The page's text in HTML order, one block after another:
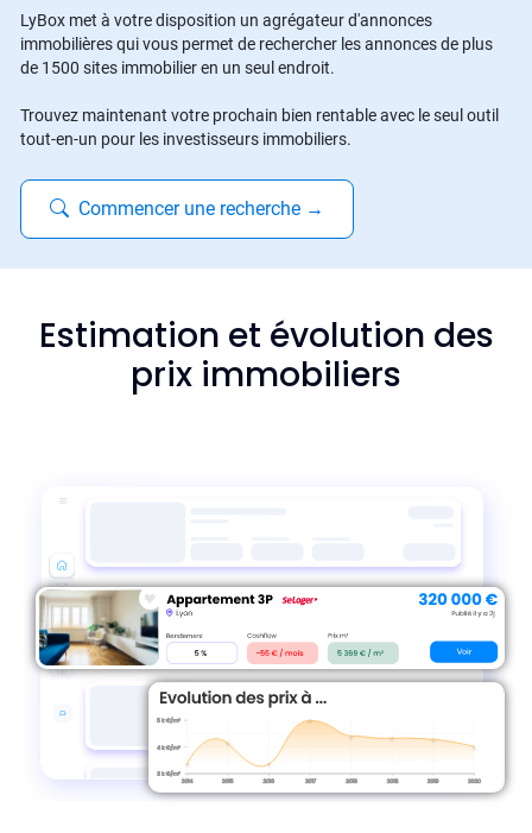
LyBox met à votre disposition un agrégateur d'annonces
immobilières qui vous permet de rechercher les annonces de plus
de 1500 sites immobilier en un seul endroit.
Trouvez maintenant votre prochain bien rentable avec le seul outil
tout-en-un pour les investisseurs immobiliers.
Commencer une recherche →
Estimation et évolution des
prix immobiliers